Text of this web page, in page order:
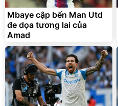
Mbaye cập bến Man Utd
đe dọa tương lai của
Amad